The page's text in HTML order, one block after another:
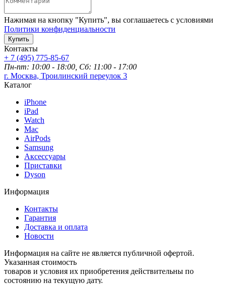
Нажимая на кнопку "Купить", вы соглашаетесь с условиями
Политики конфиденциальности
Купить
Контакты
+ 7 (495) 775-85-67
Пн-пт: 10:00 - 18:00, Сб: 11:00 - 17:00
г. Москва, Троилинский переулок 3
Каталог
iPhone
iPad
Watch
Mac
AirPods
Samsung
Аксессуары
Приставки
Dyson
Информация
Контакты
Гарантия
Доставка и оплата
Новости
Информация на сайте не является публичной офертой.
Указанная стоимость
товаров и условия их приобретения действительны по
состоянию на текущую дату.